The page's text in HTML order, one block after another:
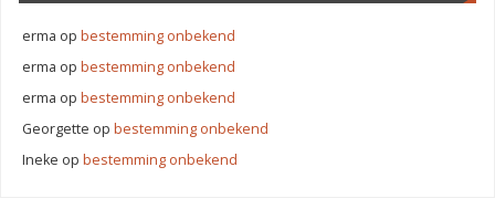
erma opbestemming onbekend
erma opbestemming onbekend
erma opbestemming onbekend
Georgette opbestemming onbekend
Ineke opbestemming onbekend